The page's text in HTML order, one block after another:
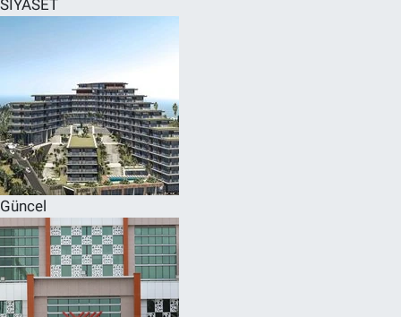
SİYASET
Güncel
RESMİ İLANLAR